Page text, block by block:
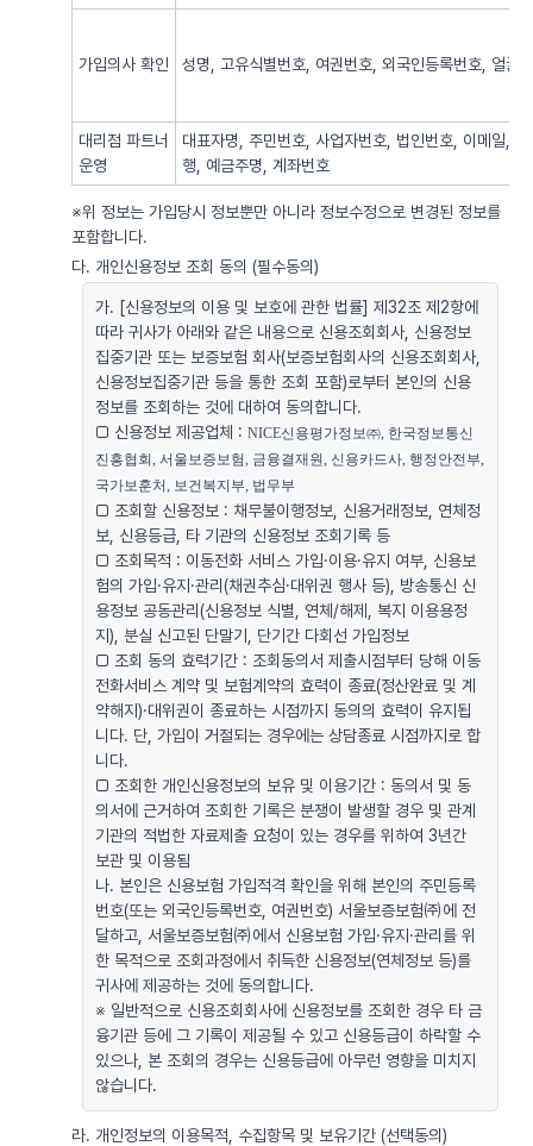
가입의사 확인 성명, 고유식별번호, 여권번호, 외국인등록번호, 얼굴
대리점 파트너
운영
대표자명, 주민번호, 사업자번호, 법인번호, 이메일,
행, 예금주명, 계좌번호
※위 정보는 가입당시 정보뿐만 아니라 정보수정으로 변경된 정보를
포함합니다.
다. 개인신용정보 조회 동의 (필수동의)
가. [신용정보의 이용 및 보호에 관한 법률] 제32조 제2항에
따라 귀사가 아래와 같은 내용으로 신용조회회사, 신용정보
집중기관 또는 보증보험 회사(보증보험회사의 신용조회회사,
신용정보집중기관 등을 통한 조회 포함)로부터 본인의 신용
정보를 조회하는 것에 대하여 동의합니다.
□ 신용정보 제공업체 :NICE신용평가정보㈜, 한국정보통신
진흥협회, 서울보증보험, 금융결재원, 신용카드사, 행정안전부,
국가보훈처, 보건복지부, 법무부
□ 조회할 신용정보 : 채무불이행정보, 신용거래정보, 연체정
보, 신용등급, 타 기관의 신용정보 조회기록 등
□ 조회목적 : 이동전화 서비스 가입·이용·유지 여부, 신용보
험의 가입·유지·관리(채권추심·대위권 행사 등), 방송통신 신
용정보 공동관리(신용정보 식별, 연체/해제, 복지 이용용정
지), 분실 신고된 단말기, 단기간 다회선 가입정보
□ 조회 동의 효력기간 : 조회동의서 제출시점부터 당해 이동
전화서비스 계약 및 보험계약의 효력이 종료(정산완료 및 계
약해지)·대위권이 종료하는 시점까지 동의의 효력이 유지됩
니다. 단, 가입이 거절되는 경우에는 상담종료 시점까지로 합
니다.
□ 조회한 개인신용정보의 보유 및 이용기간 : 동의서 및 동
의서에 근거하여 조회한 기록은 분쟁이 발생할 경우 및 관계
기관의 적법한 자료제출 요청이 있는 경우를 위하여 3년간
보관 및 이용됨
나. 본인은 신용보험 가입적격 확인을 위해 본인의 주민등록
번호(또는 외국인등록번호, 여권번호) 서울보증보험㈜에 전
달하고, 서울보증보험㈜에서 신용보험 가입·유지·관리를 위
한 목적으로 조회과정에서 취득한 신용정보(연체정보 등)를
귀사에 제공하는 것에 동의합니다.
※ 일반적으로 신용조회회사에 신용정보를 조회한 경우 타 금
융기관 등에 그 기록이 제공될 수 있고 신용등급이 하락할 수
있으나, 본 조회의 경우는 신용등급에 아무런 영향을 미치지
않습니다.
라. 개인정보의 이용목적, 수집항목 및 보유기간 (선택동의)